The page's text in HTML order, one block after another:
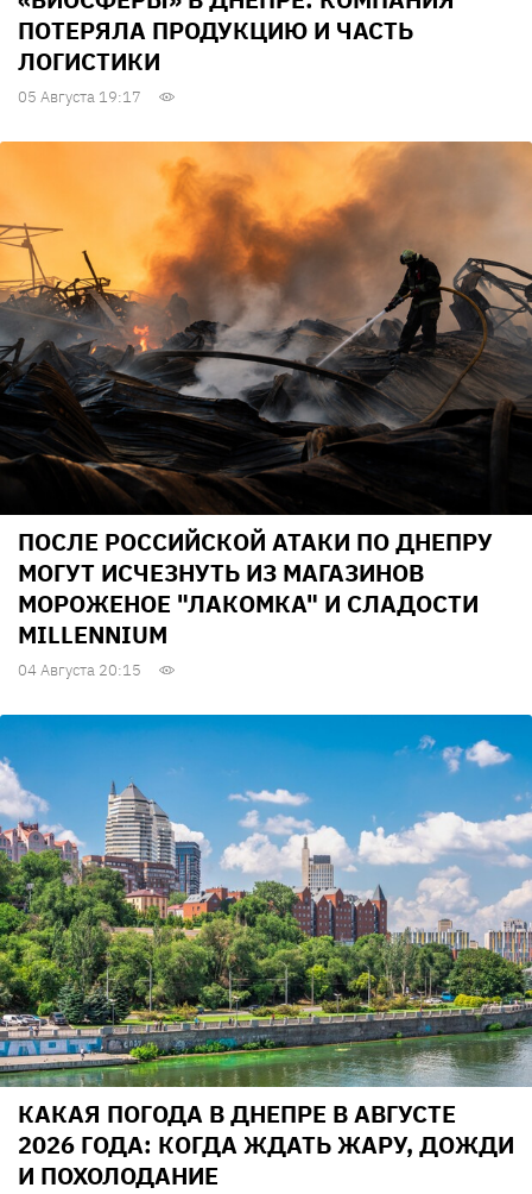
ПОТЕРЯЛА ПРОДУКЦИЮ И ЧАСТЬ
ЛОГИСТИКИ
05 Августа 19:17
ПОСЛЕ РОССИЙСКОЙ АТАКИ ПО ДНЕПРУ
МОГУТ ИСЧЕЗНУТЬ ИЗ МАГАЗИНОВ
МОРОЖЕНОЕ "ЛАКОМКА" И СЛАДОСТИ
MILLENNIUM
04 Августа 20:15
КАКАЯ ПОГОДА В ДНЕПРЕ В АВГУСТЕ
2026 ГОДА: КОГДА ЖДАТЬ ЖАРУ, ДОЖДИ
И ПОХОЛОДАНИЕ